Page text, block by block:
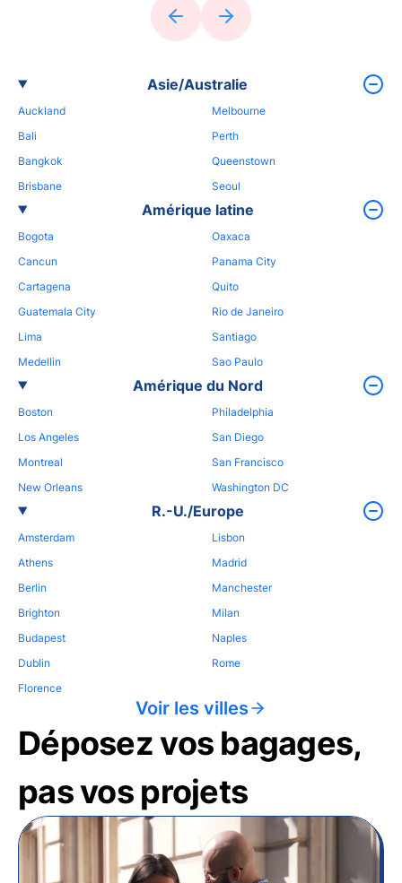
Asie/Australie
Auckland
Bali
Bangkok
Brisbane
Melbourne
Perth
Queenstown
Seoul
Amérique latine
Bogota
Cancun
Cartagena
Guatemala City
Lima
Medellin
Oaxaca
Panama City
Quito
Rio de Janeiro
Santiago
Sao Paulo
Amérique du Nord
Boston
Los Angeles
Montreal
New Orleans
Philadelphia
San Diego
San Francisco
Washington DC
R.-U./Europe
Amsterdam
Athens
Berlin
Brighton
Budapest
Dublin
Florence
Lisbon
Madrid
Manchester
Milan
Naples
Rome
Voir les villes
Déposez vos bagages,
pas vos projets